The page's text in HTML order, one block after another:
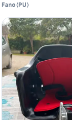
Fano(PU)